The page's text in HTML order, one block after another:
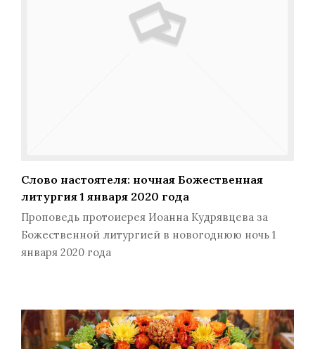
Слово настоятеля: ночная Божественная
литургия 1 января 2020 года
Проповедь протоиерея Иоанна Кудрявцева за
Божественной литургией в новогоднюю ночь 1
января 2020 года